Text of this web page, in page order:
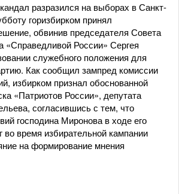
разразился на выборах в Санкт-
горизбирком принял
обвинив председателя Совета
«Справедливой России» Сергея
служебного положения для
Как сообщил зампред комиссии
избирком признал обоснованной
«Патриотов России», депутата
согласившись с тем, что
господина Миронова в ходе его
во время избирательной кампании
на формирование мнения